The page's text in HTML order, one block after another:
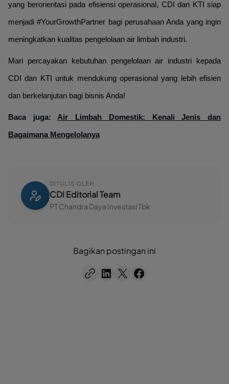
yang berorientasi pada efisiensi operasional, CDI dan KTI siap
menjadi #YourGrowthPartner bagi perusahaan Anda yang ingin
meningkatkan kualitas pengelolaan air limbah industri.
Mari percayakan kebutuhan pengelolaan air industri kepada
CDI dan KTI untuk mendukung operasional yang lebih efisien
dan berkelanjutan bagi bisnis Anda!
Baca juga:Air Limbah Domestik: Kenali Jenis dan
Bagaimana Mengelolanya
DITULIS OLEH
CDI Editorial Team
PT Chandra Daya Investasi Tbk
Bagikan postingan ini